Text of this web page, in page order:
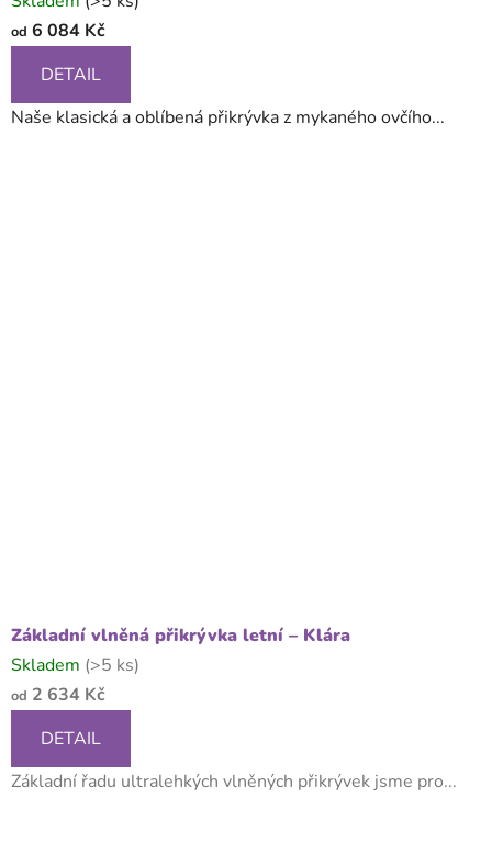
od 6 084 Kč
DETAIL
Naše klasická a oblíbená přikrývka z mykaného ovčího...
Základní vlněná přikrývka letní – Klára
Skladem (>5 ks)
od 2 634 Kč
DETAIL
Základní řadu ultralehkých vlněných přikrývek jsme pro...